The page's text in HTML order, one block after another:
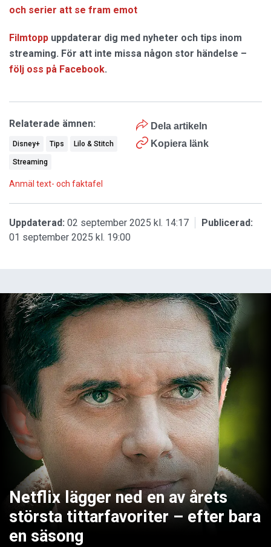
och serier att se fram emot
Filmtopp uppdaterar dig med nyheter och tips inom
streaming. För att inte missa någon stor händelse –
följ oss på Facebook.
Dela artikeln
Kopiera länk
Relaterade ämnen:
Disney+ Tips Lilo & Stitch
Streaming
Anmäl text- och faktafel
Uppdaterad: 02 september 2025 kl. 14:17
Publicerad:
01 september 2025 kl. 19:00
Netflix lägger ned en av årets
största tittarfavoriter – efter bara
en säsong